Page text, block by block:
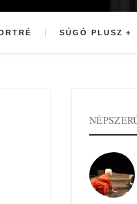
SÚGÓ PLUSZ